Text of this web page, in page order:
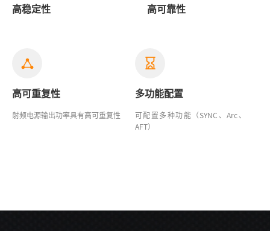
高稳定性 高可靠性
高可重复性
射频电源输出功率具有高可重复性
多功能配置
可配置多种功能（SYNC、Arc、
AFT）